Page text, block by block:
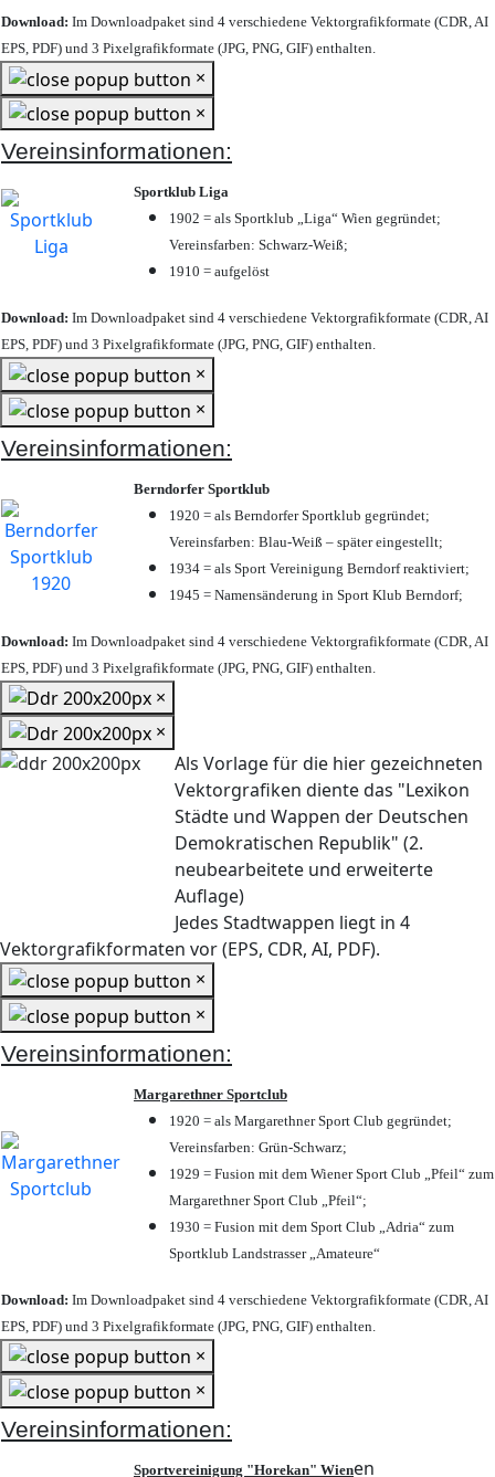
Download: Im Downloadpaket sind 4 verschiedene Vektorgrafikformate (CDR, AI
EPS, PDF) und 3 Pixelgrafikformate (JPG, PNG, GIF) enthalten.
×
×
Vereinsinformationen:
Sportklub Liga
1902 = als Sportklub „Liga“ Wien gegründet;
Vereinsfarben: Schwarz-Weiß;
1910 = aufgelöst
Download: Im Downloadpaket sind 4 verschiedene Vektorgrafikformate (CDR, AI
EPS, PDF) und 3 Pixelgrafikformate (JPG, PNG, GIF) enthalten.
×
×
Vereinsinformationen:
Berndorfer Sportklub
1920 = als Berndorfer Sportklub gegründet;
Vereinsfarben: Blau-Weiß – später eingestellt;
1934 = als Sport Vereinigung Berndorf reaktiviert;
1945 = Namensänderung in Sport Klub Berndorf;
Download: Im Downloadpaket sind 4 verschiedene Vektorgrafikformate (CDR, AI
EPS, PDF) und 3 Pixelgrafikformate (JPG, PNG, GIF) enthalten.
×
×
Als Vorlage für die hier gezeichneten
Vektorgrafiken diente das "Lexikon
Städte und Wappen der Deutschen
Demokratischen Republik" (2.
neubearbeitete und erweiterte
Auflage)
Jedes Stadtwappen liegt in 4
Vektorgrafikformaten vor (EPS, CDR, AI, PDF).
×
×
Vereinsinformationen:
Margarethner Sportclub
1920 = als Margarethner Sport Club gegründet;
Vereinsfarben: Grün-Schwarz;
1929 = Fusion mit dem Wiener Sport Club „Pfeil“ zum
Margarethner Sport Club „Pfeil“;
1930 = Fusion mit dem Sport Club „Adria“ zum
Sportklub Landstrasser „Amateure“
Download: Im Downloadpaket sind 4 verschiedene Vektorgrafikformate (CDR, AI
EPS, PDF) und 3 Pixelgrafikformate (JPG, PNG, GIF) enthalten.
×
×
Vereinsinformationen:
Sportvereinigung "Horekan" Wienen